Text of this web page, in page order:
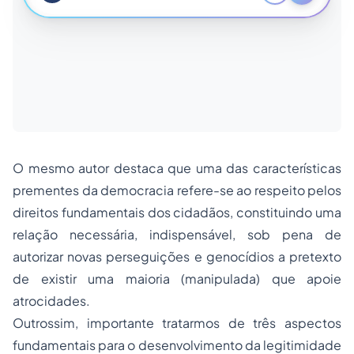
O mesmo autor destaca que uma das características
prementes da democracia refere-se ao respeito pelos
direitos fundamentais dos cidadãos, constituindo uma
relação necessária, indispensável, sob pena de
autorizar novas perseguições e genocídios a pretexto
de existir uma maioria (manipulada) que apoie
atrocidades.
Outrossim, importante tratarmos de três aspectos
fundamentais para o desenvolvimento da legitimidade